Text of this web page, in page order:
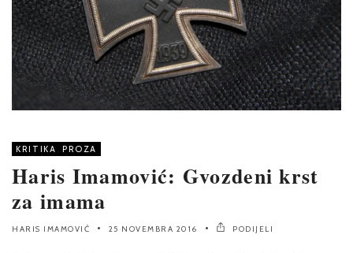
KRITIKA , PROZA
Haris Imamović: Gvozdeni krst
za imama
HARIS IMAMOVIĆ 25 NOVEMBRA 2016 PODIJELI